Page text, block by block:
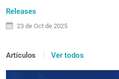
Releases
23 de Oct de 2025
Artículos Ver todos